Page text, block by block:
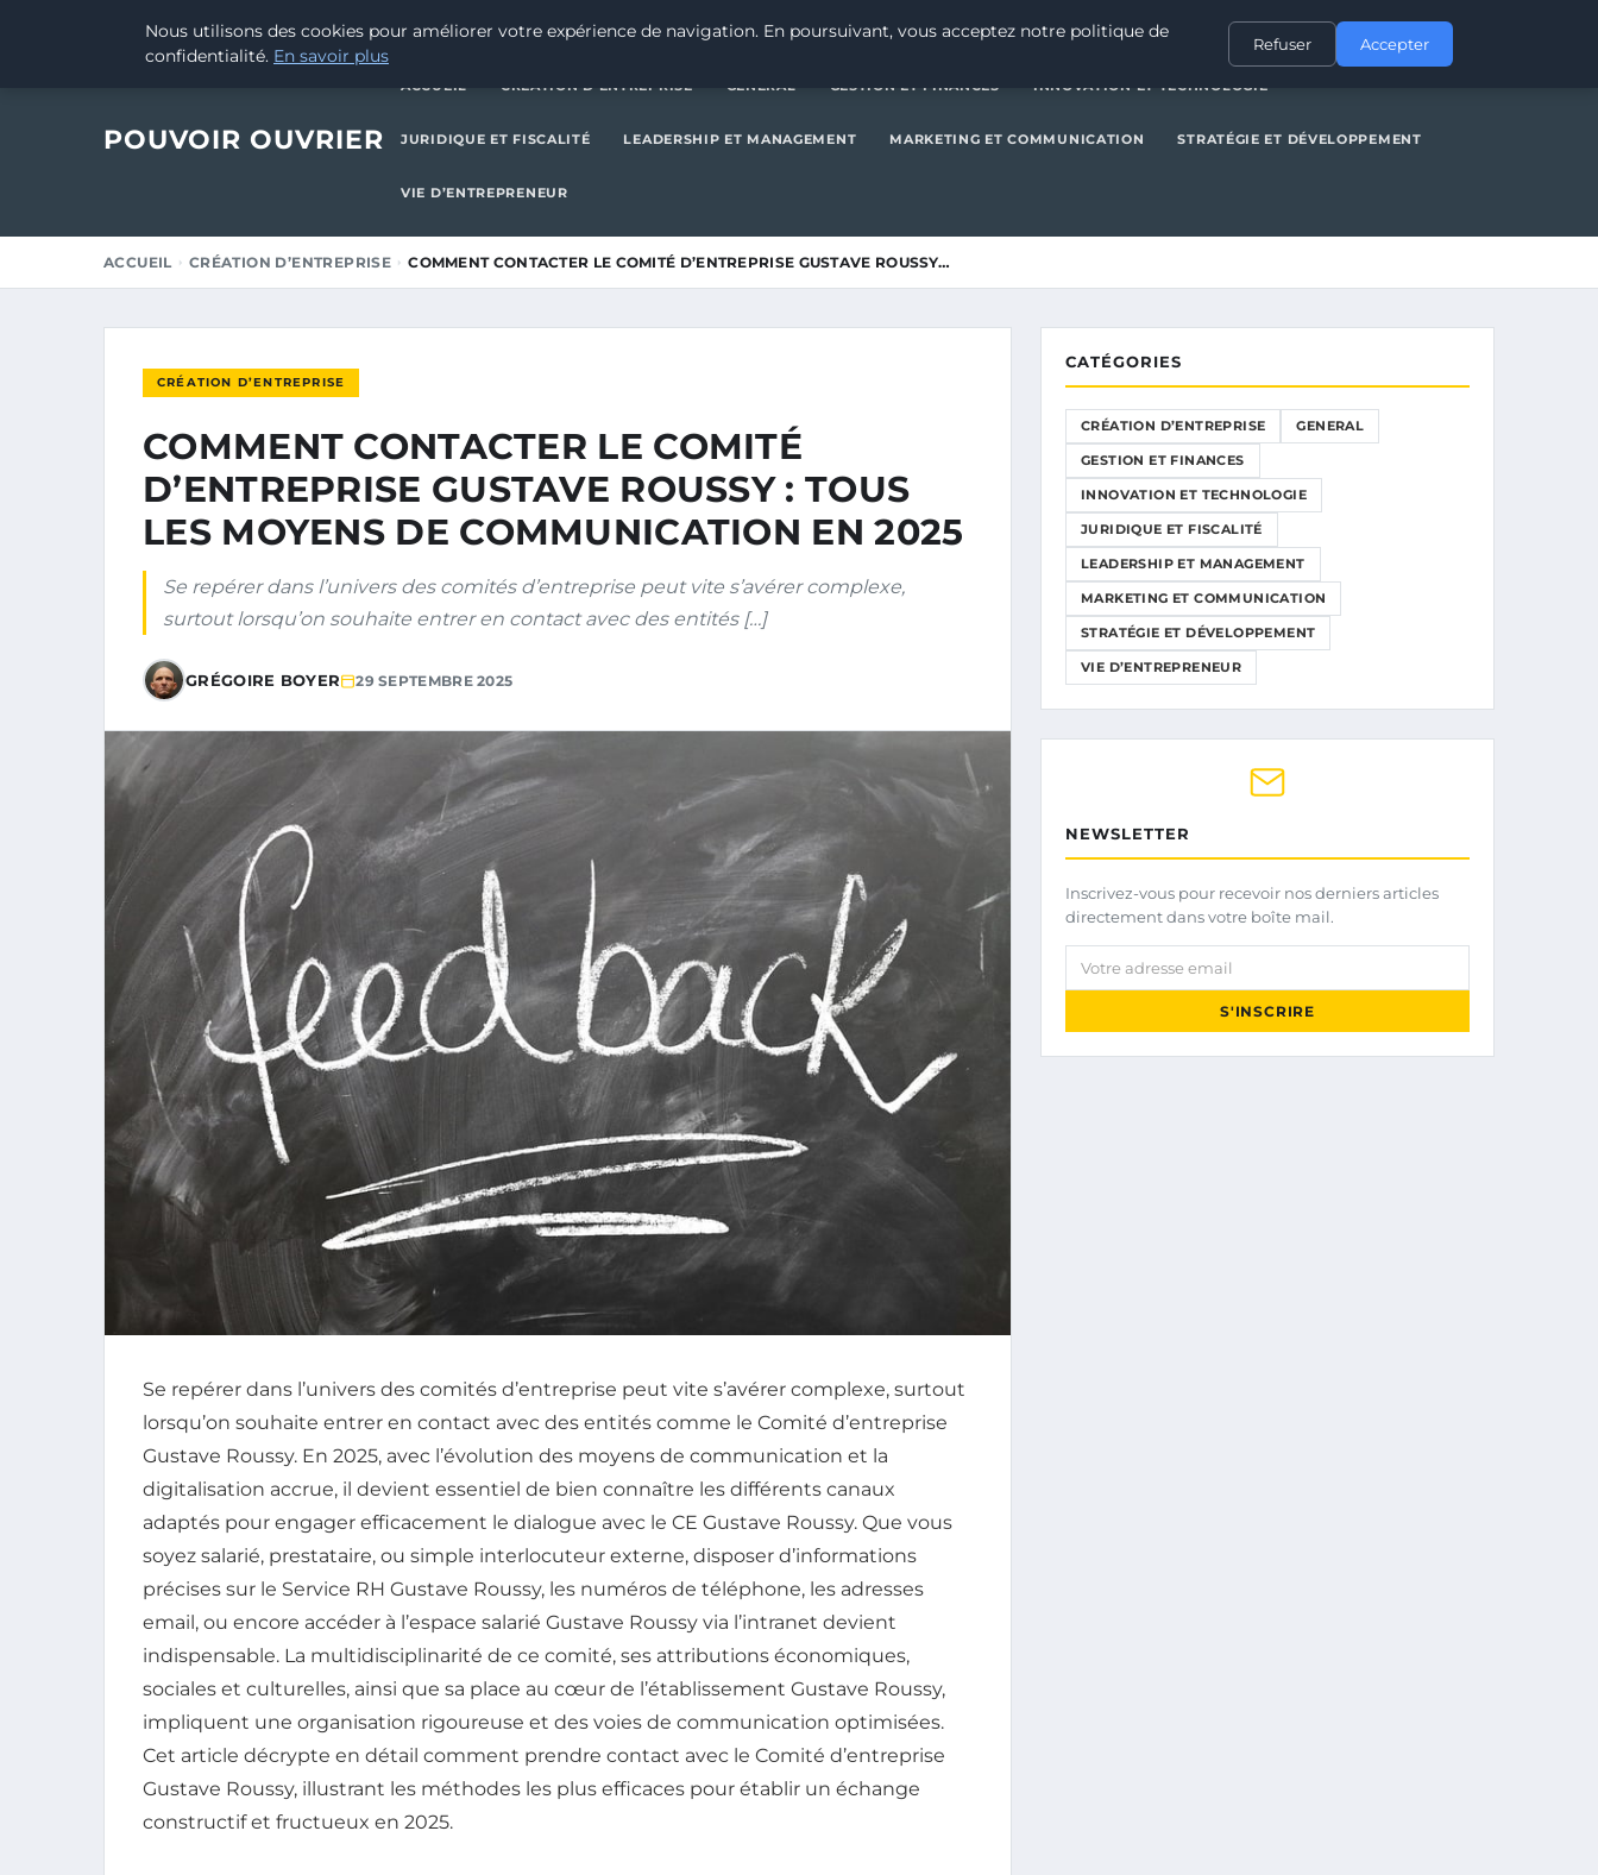
29 SEPTEMBRE 2025 GENERAL GESTION ET FINANCESINNOVATION ET TECHNOLOGIE
POUVOIR OUVRIER
ACCUEIL CRÉATION D’ENTREPRISE GENERAL GESTION ET FINANCES INNOVATION ET TECHNOLOGIE
JURIDIQUE ET FISCALITÉ LEADERSHIP ET MANAGEMENT MARKETING ET COMMUNICATION STRATÉGIE ET DÉVELOPPEMENT
VIE D’ENTREPRENEUR
ACCUEIL CRÉATION D’ENTREPRISE COMMENT CONTACTER LE COMITÉ D’ENTREPRISE GUSTAVE ROUSSY…
CRÉATION D’ENTREPRISE
COMMENT CONTACTER LE COMITÉ
D’ENTREPRISE GUSTAVE ROUSSY : TOUS
LES MOYENS DE COMMUNICATION EN 2025
Se repérer dans l’univers des comités d’entreprise peut vite s’avérer complexe,
surtout lorsqu’on souhaite entrer en contact avec des entités […]
GRÉGOIRE BOYER 29 SEPTEMBRE 2025
Se repérer dans l’univers des comités d’entreprise peut vite s’avérer complexe, surtout
lorsqu’on souhaite entrer en contact avec des entités comme le Comité d’entreprise
Gustave Roussy. En 2025, avec l’évolution des moyens de communication et la
digitalisation accrue, il devient essentiel de bien connaître les différents canaux
adaptés pour engager efficacement le dialogue avec le CE Gustave Roussy. Que vous
soyez salarié, prestataire, ou simple interlocuteur externe, disposer d’informations
précises sur le Service RH Gustave Roussy, les numéros de téléphone, les adresses
email, ou encore accéder à l’espace salarié Gustave Roussy via l’intranet devient
indispensable. La multidisciplinarité de ce comité, ses attributions économiques,
sociales et culturelles, ainsi que sa place au cœur de l’établissement Gustave Roussy,
impliquent une organisation rigoureuse et des voies de communication optimisées.
Cet article décrypte en détail comment prendre contact avec le Comité d’entreprise
Gustave Roussy, illustrant les méthodes les plus efficaces pour établir un échange
constructif et fructueux en 2025.
CATÉGORIES
CRÉATION D’ENTREPRISE GENERAL
GESTION ET FINANCES
INNOVATION ET TECHNOLOGIE
JURIDIQUE ET FISCALITÉ
LEADERSHIP ET MANAGEMENT
MARKETING ET COMMUNICATION
STRATÉGIE ET DÉVELOPPEMENT
VIE D’ENTREPRENEUR
NEWSLETTER
Inscrivez-vous pour recevoir nos derniers articles
directement dans votre boîte mail.
Votre adresse email
S'INSCRIRE
Nous utilisons des cookies pour améliorer votre expérience de navigation. En poursuivant, vous acceptez notre politique de
confidentialité. En savoir plus
Refuser Accepter